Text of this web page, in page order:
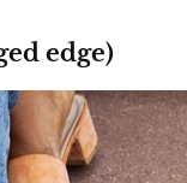
edge)